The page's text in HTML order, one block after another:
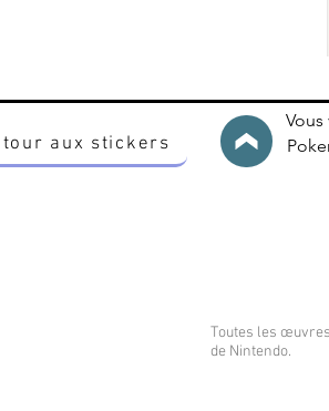
aux stickers
Toutes les
de Nintendo.